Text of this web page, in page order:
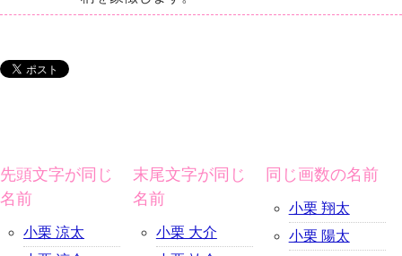
先頭文字が同じ
名前
小栗 涼太
末尾文字が同じ
名前
小栗 大介
同じ画数の名前
小栗 翔太
小栗 陽太